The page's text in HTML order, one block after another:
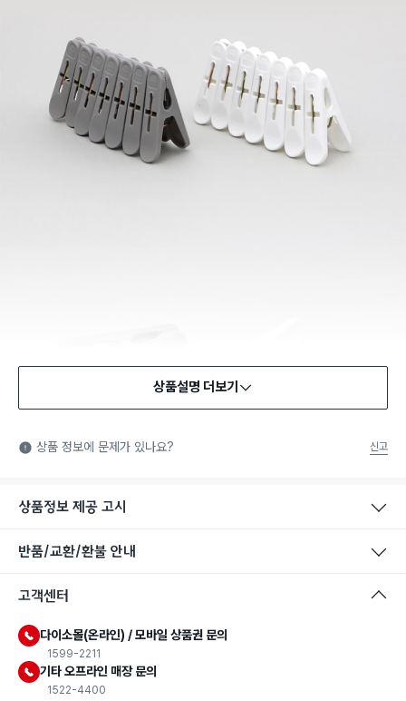
상품설명 더보기
상품 정보에 문제가 있나요? 신고
상품정보 제공 고시
반품/교환/환불 안내
고객센터
다이소몰(온라인) / 모바일 상품권 문의
1599-2211
기타 오프라인 매장 문의
1522-4400